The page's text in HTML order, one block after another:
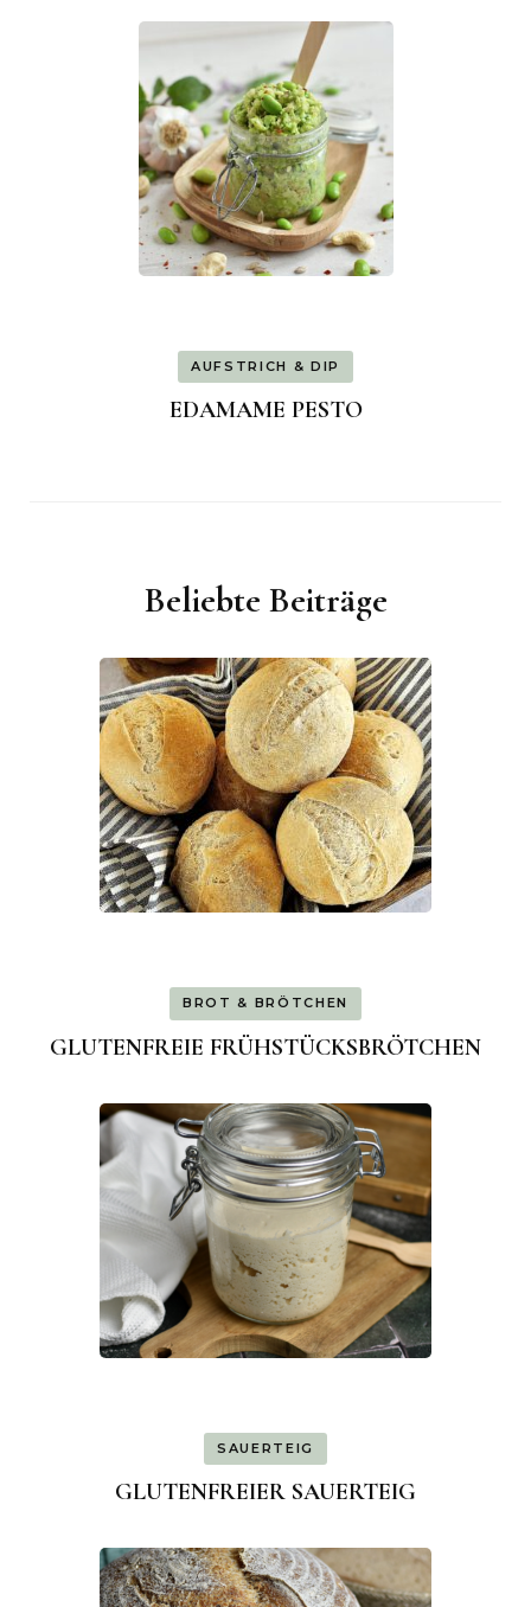
AUFSTRICH & DIP
EDAMAME PESTO
Beliebte Beiträge
BROT & BRÖTCHEN
GLUTENFREIE FRÜHSTÜCKSBRÖTCHEN
SAUERTEIG
GLUTENFREIER SAUERTEIG